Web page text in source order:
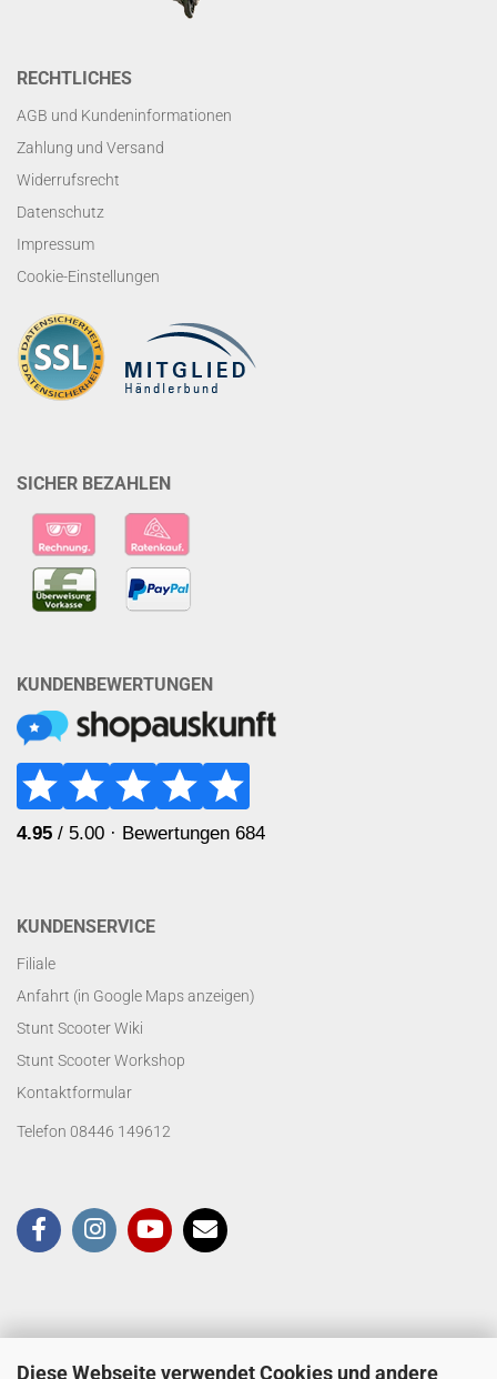
Diese Webseite verwendet Cookies und andere
RECHTLICHES
AGB und Kundeninformationen
Zahlung und Versand
Widerrufsrecht
Datenschutz
Impressum
Cookie-Einstellungen
SICHER BEZAHLEN
KUNDENBEWERTUNGEN
KUNDENSERVICE
Filiale
Anfahrt (in Google Maps anzeigen)
Stunt Scooter Wiki
Stunt Scooter Workshop
Kontaktformular
Telefon 08446 149612